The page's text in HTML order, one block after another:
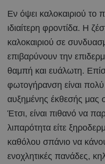
Εν όψει καλοκαιριού το
ιδιαίτερη φροντίδα. Η
καλοκαιριού σε
επιβαρύνουν την
θαμπή και ευάλωτη.
φωτογήρανση είναι
αυξημένης έκθεσής μας
Έτσι, είναι πιθανό να
λιπαρότητα είτε
καθόλου σπάνιο να
ενοχλητικές πανάδες,